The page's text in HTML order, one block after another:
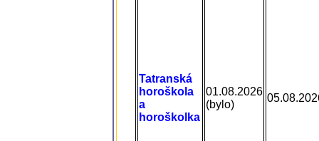
Tatranská
horoškola
a
horoškolka
01.08.2026
(bylo)